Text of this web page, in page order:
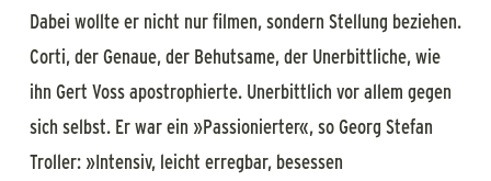
Dabei wollte er nicht nur filmen, sondern Stellung beziehen.
Corti, der Genaue, der Behutsame, der Unerbittliche, wie
ihn Gert Voss apostrophierte. Unerbittlich vor allem gegen
sich selbst. Er war ein »Passionierter«, so Georg Stefan
Troller: »Intensiv, leicht erregbar, besessen